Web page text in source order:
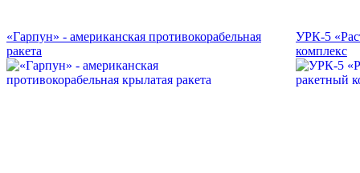
«Гарпун» - американская противокорабельная
ракета
УРК-5
комплекс